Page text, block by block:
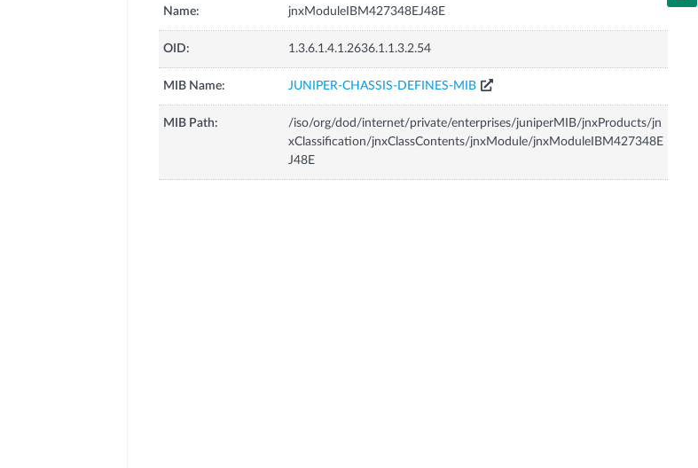
Name: jnxModuleIBM427348EJ48E
OID: 1.3.6.1.4.1.2636.1.1.3.2.54
MIB Name: JUNIPER-CHASSIS-DEFINES-MIB
MIB Path:
/iso/org/dod/internet/private/enterprises/juniperMIB/jnxProducts/jn
xClassification/jnxClassContents/jnxModule/jnxModuleIBM427348E
J48E